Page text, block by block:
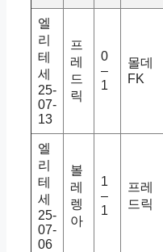
엘
리
테
세
25-
07-
13
프
레
드
릭
0
–
1
몰데
FK
엘
리
테
세
25-
07-
06
볼
레
렝
아
1
–
1
프레
드릭